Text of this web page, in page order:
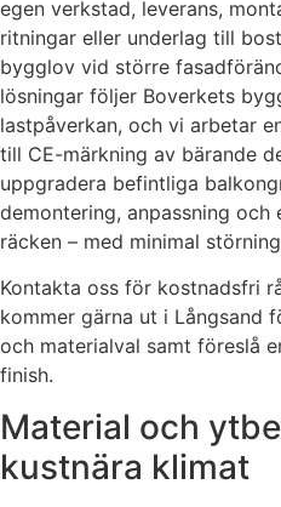
egen verkstad, leverans,
ritningar eller underlag till
bygglov vid större
lösningar följer Boverkets
lastpåverkan, och vi arbetar
till CE-märkning av bärande
uppgradera befintliga
demontering, anpassning och
räcken – med minimal
Kontakta oss för kostnadsfri
kommer gärna ut i Långsand
och materialval samt föreslå
finish.
Material och
kustnära klimat